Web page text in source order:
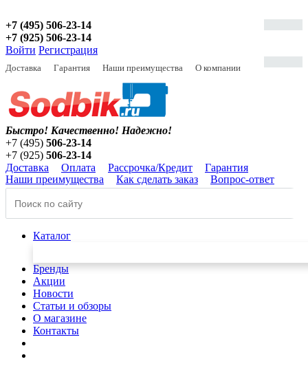
+7 (495) 506-23-14
+7 (925) 506-23-14
Войти Регистрация
Доставка Гарантия Наши преимущества О компании
Быстро! Качественно! Надежно!
+7 (495) 506-23-14
+7 (925) 506-23-14
Доставка
Оплата Рассрочка/Кредит
Гарантия
Наши преимущества
Как сделать заказ Вопрос-ответ
Каталог
Бренды
Акции
Новости
Статьи и обзоры
О магазине
Контакты